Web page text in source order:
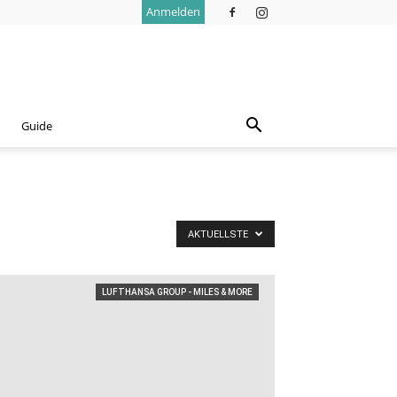
Anmelden
Guide
AKTUELLSTE
LUFTHANSA GROUP - MILES & MORE